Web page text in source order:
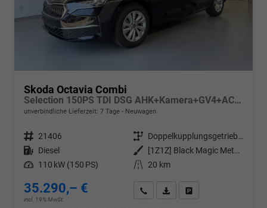
Skoda Octavia Combi
Selection 150PS TDI DSG AHK+Kamera+GV4+ACC+TravelAssist+Sunset+Alu+LightAssist
unverbindliche Lieferzeit: 7 Tage Neuwagen
Fahrzeugnr. 21406 Getriebe
Doppelkupplungsgetriebe (DSG)
Kraftstoff Diesel Außenfarbe
[1Z1Z] Black Magic Metallic
Leistung 110 kW (150 PS) Kilometerstand 20 km
35.290,– €
incl. 19% MwSt.
Wir rufen Sie anPDF-Datei, Fahrzeugexposé